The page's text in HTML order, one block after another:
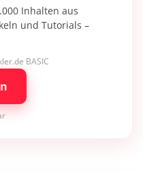
Inhalten aus
und Tutorials –
BASIC